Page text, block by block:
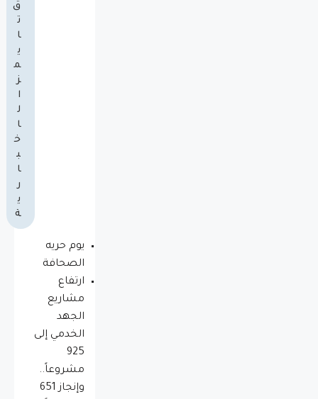
ق
ت
ا
ي
م
ز
ا
ل
ا
خ
ب
ا
ر
ي
ة
يوم حريه
الصحافة
ارتفاع
مشاريع
الجهد
الخدمي إلى
925
مشروعاً..
وإنجاز 651